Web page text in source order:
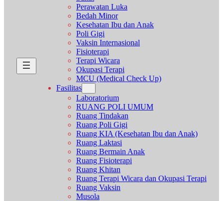
Perawatan Luka
Bedah Minor
Kesehatan Ibu dan Anak
Poli Gigi
Vaksin Internasional
Fisioterapi
Terapi Wicara
Okupasi Terapi
MCU (Medical Check Up)
Fasilitas
Laboratorium
RUANG POLI UMUM
Ruang Tindakan
Ruang Poli Gigi
Ruang KIA (Kesehatan Ibu dan Anak)
Ruang Laktasi
Ruang Bermain Anak
Ruang Fisioterapi
Ruang Khitan
Ruang Terapi Wicara dan Okupasi Terapi
Ruang Vaksin
Musola